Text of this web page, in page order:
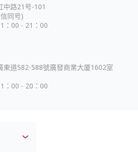
中路21号-101
同号)
：00 - 21：00
東道582-588號廣發商業大厦1602室
：00 - 20：00